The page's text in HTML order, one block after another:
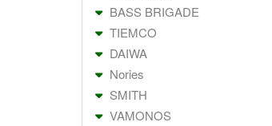
BASS BRIGADE
TIEMCO
DAIWA
Nories
SMITH
VAMONOS